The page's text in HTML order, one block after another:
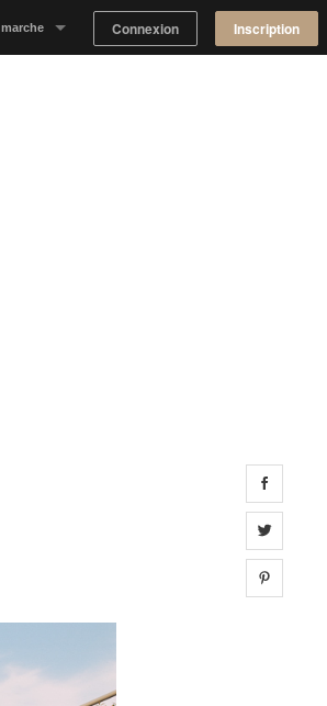
Connexion Inscription